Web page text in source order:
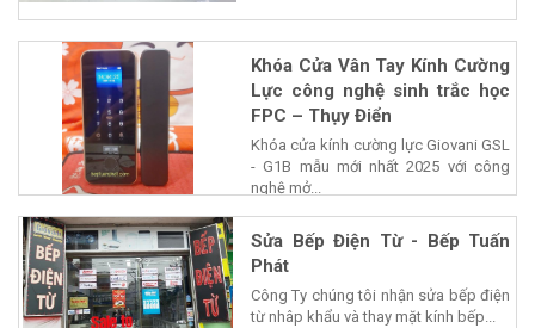
Khóa Cửa Vân Tay Kính Cường
Lực công nghệ sinh trắc học
FPC – Thụy Điển
Khóa cửa kính cường lực Giovani GSL
- G1B mẫu mới nhất 2025 với công
nghệ mở...
Sửa Bếp Điện Từ - Bếp Tuấn
Phát
Công Ty chúng tôi nhận sửa bếp điện
từ nhâp khẩu và thay mặt kính bếp...